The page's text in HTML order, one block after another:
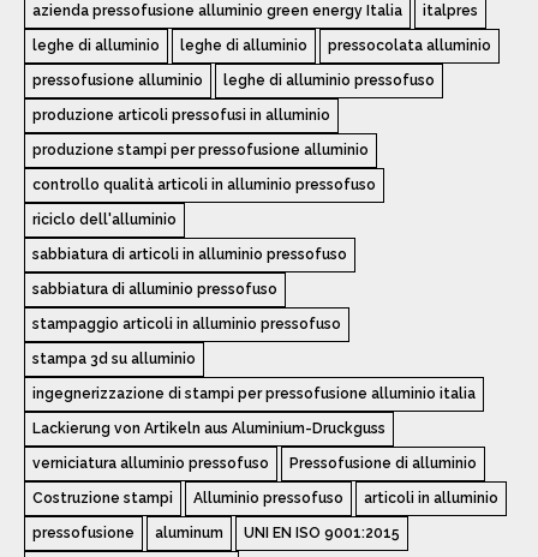
azienda pressofusione alluminio green energy Italia italpres
leghe di alluminio leghe di alluminio pressocolata alluminio
pressofusione alluminio leghe di alluminio pressofuso
produzione articoli pressofusi in alluminio
produzione stampi per pressofusione alluminio
controllo qualità articoli in alluminio pressofuso
riciclo dell'alluminio
sabbiatura di articoli in alluminio pressofuso
sabbiatura di alluminio pressofuso
stampaggio articoli in alluminio pressofuso
stampa 3d su alluminio
ingegnerizzazione di stampi per pressofusione alluminio italia
Lackierung von Artikeln aus Aluminium-Druckguss
verniciatura alluminio pressofuso Pressofusione di alluminio
Costruzione stampi Alluminio pressofuso articoli in alluminio
pressofusione aluminum UNI EN ISO 9001:2015